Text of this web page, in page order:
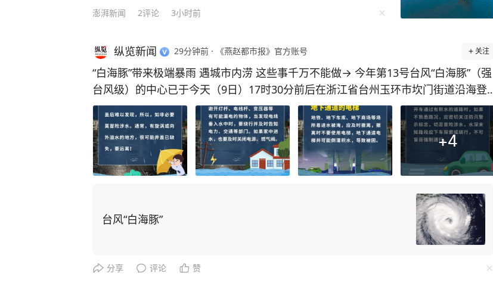
归累，可一看见四个孩子并排躺着，啥都值了。” 四胞胎中唯
个哥哥。” （来源：民生大参考） 更多精彩资讯请在应用市场
下载“极目新闻”客户端，未经授权请勿转载，欢迎提供新闻线
索，一经采纳即付报酬。24小时报料热线027-86777777。
澎湃新闻 2评论 3小时前
纵览新闻 29分钟前 · 《燕赵都市报》官方账号 关注
“白海豚”带来极端暴雨 遇城市内涝 这些事千万不能做→ 今年第13号台风“白海豚”（强
台风级）的中心已于今天（9日）17时30分前后在浙江省台州玉环市坎门街道沿海登
陆，登陆时中心附近最大风力有14级（42米/秒）。预计，8月9日20时至10日20时，
浙江大部、上海大部、江苏中南部、安徽中南部、福建北部等地有大暴雨，浙江中东
部、安徽皖南山区和大别山区等地部分地区有特大暴雨(250～420毫米)。 台风带来的
极端暴雨容易造成城市内涝，导致电力、通信、交通等基础设施瘫痪，城区大面积积
水，影响城市安全运行，甚至可能威胁群众生命财产安全。 暴雨时尽量留在室内避险
+4
台风“白海豚”
分享 评论 赞